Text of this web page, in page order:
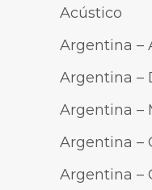
Acústico
Argentina –
Argentina –
Argentina –
Argentina –
Argentina –